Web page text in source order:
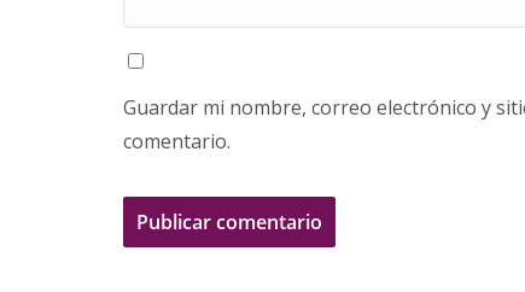
Guardar mi nombre, correo electrónico y
comentario.